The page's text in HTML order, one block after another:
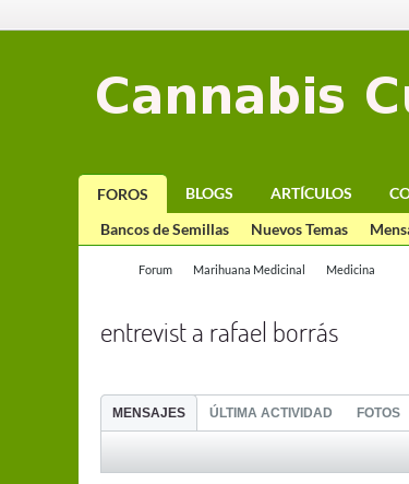
FOROS BLOGS ARTÍCULOS
Bancos de Semillas
Nuevos Temas
Forum Marihuana Medicinal Medicina
entrevist a rafael borrás
MENSAJES ÚLTIMA ACTIVIDAD FOTOS